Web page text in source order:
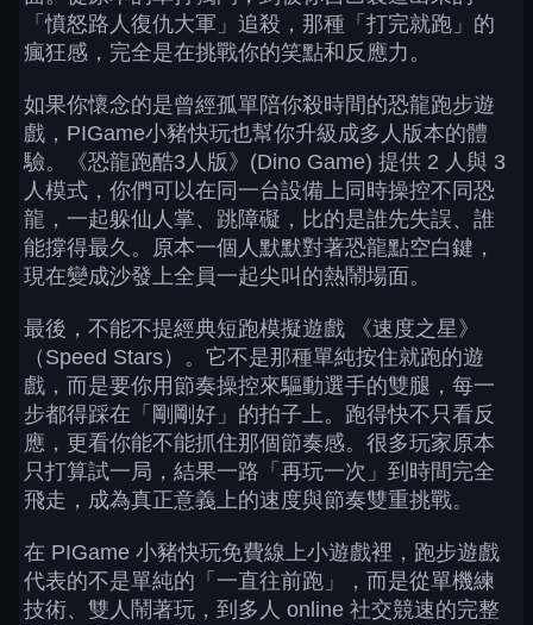
「憤怒路人復仇大軍」追殺，那種「打完就跑」的
瘋狂感，完全是在挑戰你的笑點和反應力。
如果你懷念的是曾經孤單陪你殺時間的恐龍跑步遊
戲，PIGame小豬快玩也幫你升級成多人版本的體
驗。《恐龍跑酷3人版》(Dino Game) 提供 2 人與 3
人模式，你們可以在同一台設備上同時操控不同恐
龍，一起躲仙人掌、跳障礙，比的是誰先失誤、誰
能撐得最久。原本一個人默默對著恐龍點空白鍵，
現在變成沙發上全員一起尖叫的熱鬧場面。
最後，不能不提經典短跑模擬遊戲 《速度之星》
（Speed Stars）。它不是那種單純按住就跑的遊
戲，而是要你用節奏操控來驅動選手的雙腿，每一
步都得踩在「剛剛好」的拍子上。跑得快不只看反
應，更看你能不能抓住那個節奏感。很多玩家原本
只打算試一局，結果一路「再玩一次」到時間完全
飛走，成為真正意義上的速度與節奏雙重挑戰。
在 PIGame 小豬快玩免費線上小遊戲裡，跑步遊戲
代表的不是單純的「一直往前跑」，而是從單機練
技術、雙人鬧著玩，到多人 online 社交競速的完整